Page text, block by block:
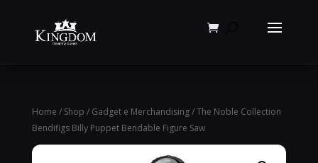
Home / Shop / Gadget e Merchandising/ The Noble Collection
Bendifigs Billy Puppet Bendable Figure Saw